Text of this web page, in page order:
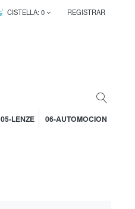
CISTELLA:0 REGISTRAR
05-LENZE 06-AUTOMOCION